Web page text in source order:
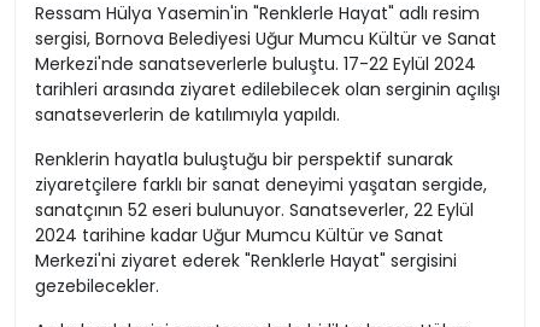
Ressam Hülya Yasemin'in "Renklerle Hayat" adlı resim
sergisi, Bornova Belediyesi Uğur Mumcu Kültür ve Sanat
Merkezi'nde sanatseverlerle buluştu. 17-22 Eylül 2024
tarihleri arasında ziyaret edilebilecek olan serginin açılışı
sanatseverlerin de katılımıyla yapıldı.
Renklerin hayatla buluştuğu bir perspektif sunarak
ziyaretçilere farklı bir sanat deneyimi yaşatan sergide,
sanatçının 52 eseri bulunuyor. Sanatseverler, 22 Eylül
2024 tarihine kadar Uğur Mumcu Kültür ve Sanat
Merkezi'ni ziyaret ederek "Renklerle Hayat" sergisini
gezebilecekler.